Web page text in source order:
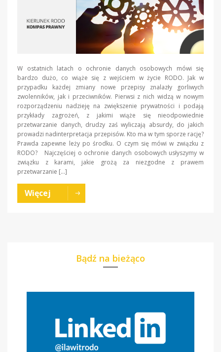
W ostatnich latach o ochronie danych osobowych mówi się
bardzo dużo, co wiąże się z wejściem w życie RODO. Jak w
przypadku każdej zmiany nowe przepisy znalazły gorliwych
zwolenników, jak i przeciwników. Pierwsi z nich widzą w nowym
rozporządzeniu nadzieję na zwiększenie prywatności i podają
przykłady zagrożeń, z jakimi wiąże się nieodpowiednie
przetwarzanie danych, drudzy zaś wyliczają absurdy, do jakich
prowadzi nadinterpretacja przepisów. Kto ma w tym sporze rację?
Prawda zapewne leży po środku. O czym się mówi w związku z
RODO? Najczęściej o ochronie danych osobowych usłyszymy w
związku z karami, jakie grożą za niezgodne z prawem
przetwarzanie […]
Więcej
Bądź na bieżąco